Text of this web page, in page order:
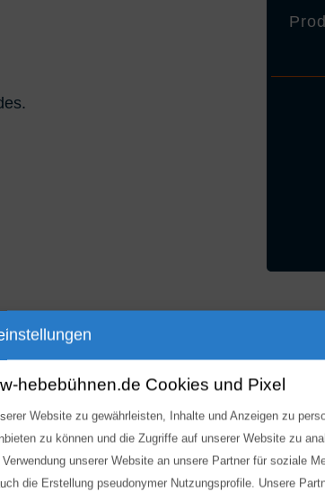
Sie Ihr Fahrrad sicher
geschehen, bevor die
hebebühnen.de Cookies und Pixel
Website zu gewährleisten, Inhalte und Anzeigen zu
zu können und die Zugriffe auf unserer Website zu
unserer Website an unsere Partner für soziale
die Erstellung pseudonymer Nutzungsprofile. Unsere